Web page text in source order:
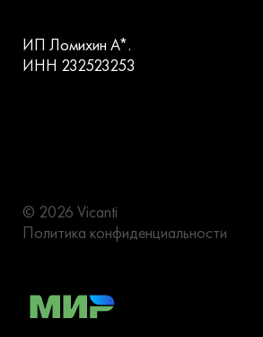
ИП Ломихин А*.
ИНН 232523253
© 2026 Vicanti
Политика конфиденциальности